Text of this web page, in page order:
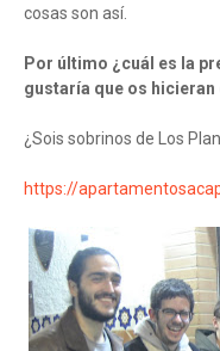
cosas son así.
Por último ¿cuál es la
gustaría que os hicieran
¿Sois sobrinos de Los
https://